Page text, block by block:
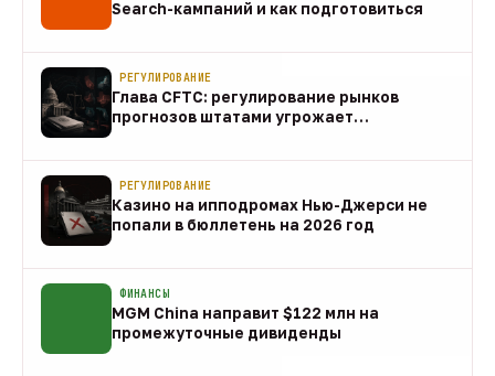
Search-кампаний и как подготовиться
РЕГУЛИРОВАНИЕ
Глава CFTC: регулирование рынков
прогнозов штатами угрожает
РЕГУЛИРОВАНИЕ
Казино на ипподромах Нью-Джерси не
попали в бюллетень на 2026 год
ФИНАНСЫ
MGM China направит $122 млн на
промежуточные дивиденды